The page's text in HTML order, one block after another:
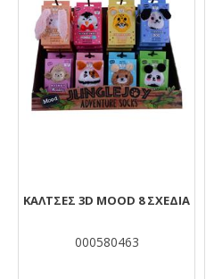
ΚΆΛΤΣΕΣ 3D MOOD 8 ΣΧΈΔΙΑ
000580463